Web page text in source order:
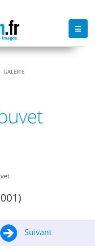
GALERIE
Suivant